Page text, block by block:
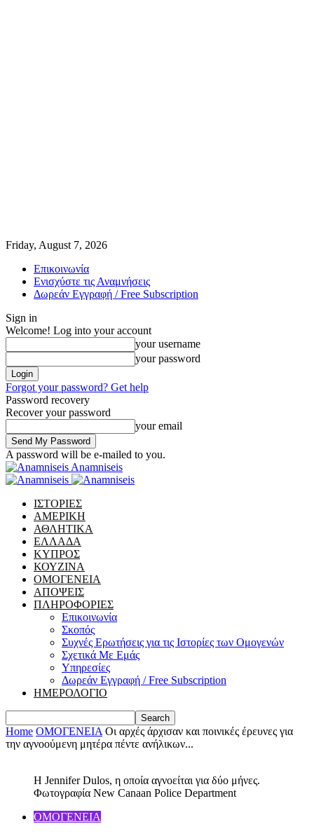
Friday, August 7, 2026
Επικοινωνία
Ενισχύστε τις Αναμνήσεις
Δωρεάν Εγγραφή / Free Subscription
Sign in
Welcome! Log into your account
your username
your password
Forgot your password? Get help
Password recovery
Recover your password
your email
A password will be e-mailed to you.
Anamniseis
ΙΣΤΟΡΙΕΣ
ΑΜΕΡΙΚΗ
ΑΘΛΗΤΙΚΑ
ΕΛΛΑΔΑ
ΚΥΠΡΟΣ
ΚΟΥΖΙΝΑ
ΟΜΟΓΕΝΕΙΑ
ΑΠΟΨΕΙΣ
ΠΛΗΡΟΦΟΡΙΕΣ
Επικοινωνία
Σκοπός
Συχνές Ερωτήσεις για τις Ιστορίες των Ομογενών
Σχετικά Με Εμάς
Υπηρεσίες
Δωρεάν Εγγραφή / Free Subscription
ΗΜΕΡΟΛΟΓΙΟ
Home ΟΜΟΓΕΝΕΙΑ Οι αρχές άρχισαν και ποινικές έρευνες για
την αγνοούμενη μητέρα πέντε ανήλικων...
Η Jennifer Dulos, η οποία αγνοείται για δύο μήνες.
Φωτογραφία New Canaan Police Department
ΟΜΟΓΕΝΕΙΑ